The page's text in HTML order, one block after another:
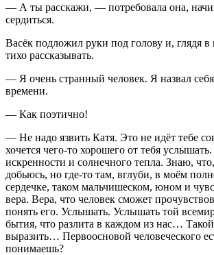
— А ты расскажи, — потребовала она,
сердиться.
Васёк подложил руки под голову и, глядя в
тихо рассказывать.
— Я очень странный человек. Я назвал
времени.
— Как поэтично!
— Не надо язвить Катя. Это не идёт тебе
хочется чего-то хорошего от тебя
искренности и солнечного тепла. Знаю,
добьюсь, но где-то там, вглуби, в моём
сердечке, таком мальчишеском, юном и
вера. Вера, что человек сможет
понять его. Услышать. Услышать той
бытия, что разлита в каждом из нас…
выразить… Первоосновой человеческого
понимаешь?